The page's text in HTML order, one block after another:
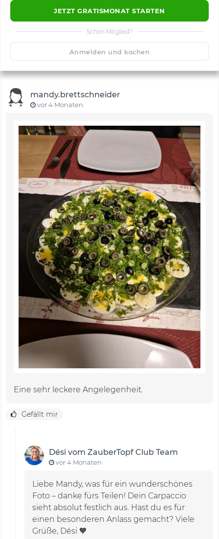
JETZT GRATISMONAT STARTEN
Schon Mitglied?
Anmelden und kochen
🙂 1500 Speichern
mandy.brettschneider
vor 4 Monaten
Eine sehr leckere Angelegenheit.
Gefällt mir
Dési vom ZauberTopf Club Team
vor 4 Monaten
Liebe Mandy, was für ein wunderschönes
Foto – danke fürs Teilen! Dein Carpaccio
sieht absolut festlich aus. Hast du es für
einen besonderen Anlass gemacht? Viele
Grüße, Dési 🧡